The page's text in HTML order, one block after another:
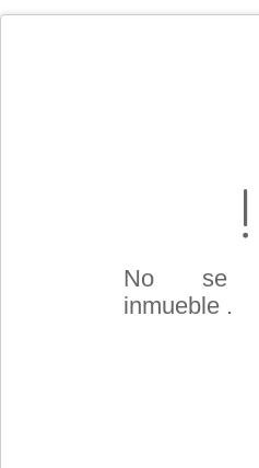
No se
inmueble .